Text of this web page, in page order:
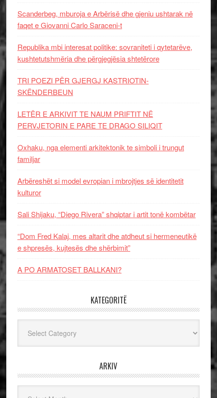
Scanderbeg, mburoja e Arbërisë dhe gjeniu ushtarak në
faqet e Giovanni Carlo Saraceni-t
Republika mbi interesat politike: sovraniteti i qytetarëve,
kushtetutshmëria dhe përgjegjësia shtetërore
TRI POEZI PËR GJERGJ KASTRIOTIN-
SKËNDERBEUN
LETËR E ARKIVIT TE NAUM PRIFTIT NË
PERVJETORIN E PARE TE DRAGO SILIQIT
Oxhaku, nga elementi arkitektonik te simboli i trungut
familjar
Arbëreshët si model evropian i mbrojtjes së identitetit
kulturor
Sali Shijaku, “Diego Rivera” shqiptar i artit tonë kombëtar
“Dom Fred Kalaj, mes altarit dhe atdheut si hermeneutikë
e shpresës, kujtesës dhe shërbimit”
A PO ARMATOSET BALLKANI?
KATEGORITË
ARKIV